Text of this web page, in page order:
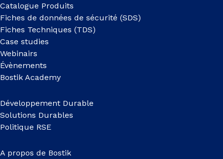
Catalogue Produits
Fiches de données de sécurité (SDS)
Fiches Techniques (TDS)
Case studies
Webinairs
Évènements
Bostik Academy
Développement Durable
Solutions Durables
Politique RSE
A propos de Bostik